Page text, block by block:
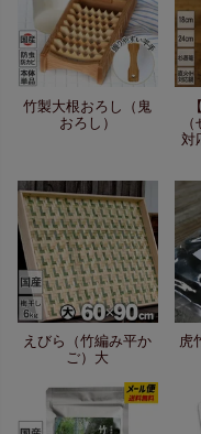
竹製大根おろし（鬼
おろし）
対
えびら（竹編み平か
ご）大
虎